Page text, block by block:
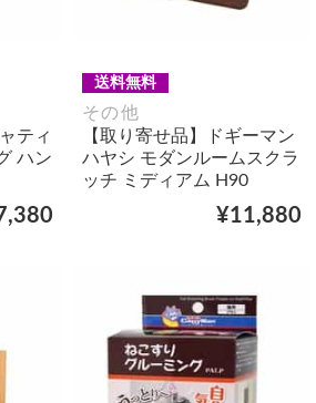
ティ
ハン
送料無料
その他
【取り寄せ品】ドギーマン
ハヤシ モダンルームスクラ
ッチ ミディアム H90
¥11,880